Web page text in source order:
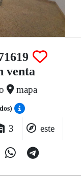
venta
mapa
3 este